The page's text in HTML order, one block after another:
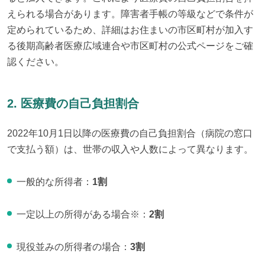
えられる場合があります。障害者手帳の等級などで条件が
定められているため、詳細はお住まいの市区町村が加入す
る後期高齢者医療広域連合や市区町村の公式ページをご確
認ください。
2. 医療費の自己負担割合
2022年10月1日以降の医療費の自己負担割合（病院の窓口
で支払う額）は、世帯の収入や人数によって異なります。
一般的な所得者： 1割
一定以上の所得がある場合※： 2割
現役並みの所得者の場合： 3割